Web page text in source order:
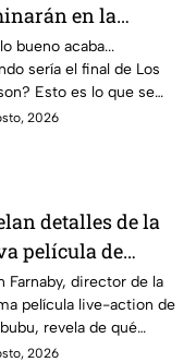
en la
40? Actriz
Simpson da
bueno acaba...
sería el final de Los
Esto es lo que se
2026
detalles de la
película de
de qué tratará
se estrena
Farnaby, director de la
película live-action de
revela de qué
la cinta. Aquí te
2026